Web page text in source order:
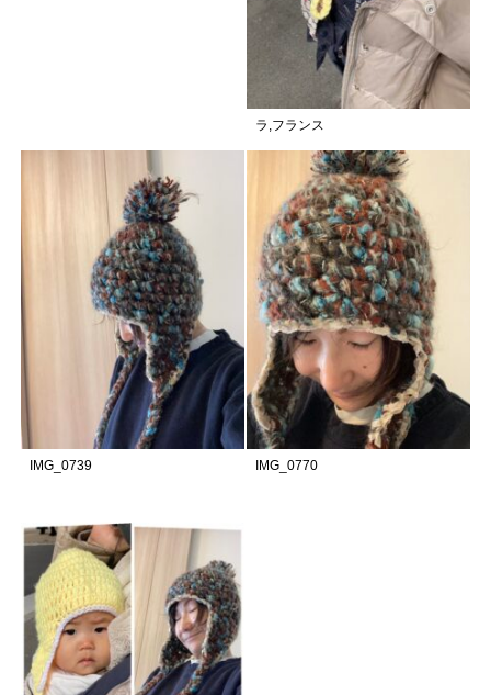
ラ,フランス
IMG_0739 IMG_0770